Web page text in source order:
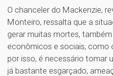
O chanceler do Mackenzie,
Monteiro, ressalta que a
gerar muitas mortes,
econômicos e sociais, como
por isso, é necessário tomar
já bastante esgarçado,